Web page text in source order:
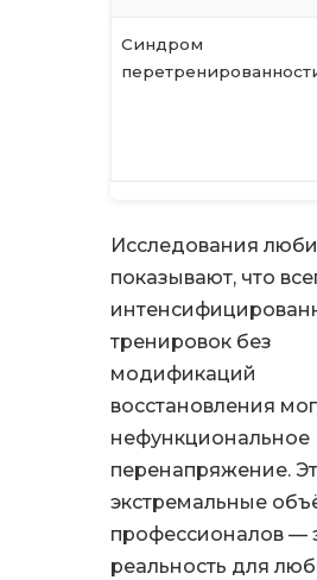
Синдром
Исследования
показывают, что
тренировок без
модификаций
восстановления
нефункциональное
перенапряжение.
экстремальные
профессионалов —
реальность для